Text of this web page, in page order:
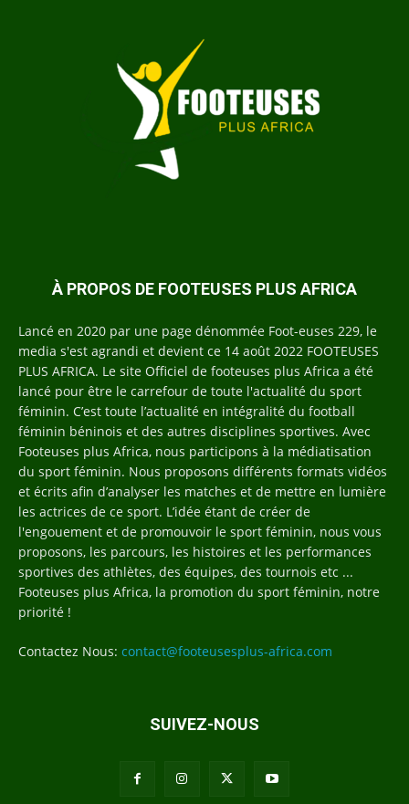
À PROPOS DE FOOTEUSES PLUS AFRICA
Lancé en 2020 par une page dénommée Foot-euses 229, le
media s'est agrandi et devient ce 14 août 2022 FOOTEUSES
PLUS AFRICA. Le site Officiel de footeuses plus Africa a été
lancé pour être le carrefour de toute l'actualité du sport
féminin. C’est toute l’actualité en intégralité du football
féminin béninois et des autres disciplines sportives. Avec
Footeuses plus Africa, nous participons à la médiatisation
du sport féminin. Nous proposons différents formats vidéos
et écrits afin d’analyser les matches et de mettre en lumière
les actrices de ce sport. L’idée étant de créer de
l'engouement et de promouvoir le sport féminin, nous vous
proposons, les parcours, les histoires et les performances
sportives des athlètes, des équipes, des tournois etc ...
Footeuses plus Africa, la promotion du sport féminin, notre
priorité !
Contactez Nous: contact@footeusesplus-africa.com
SUIVEZ-NOUS